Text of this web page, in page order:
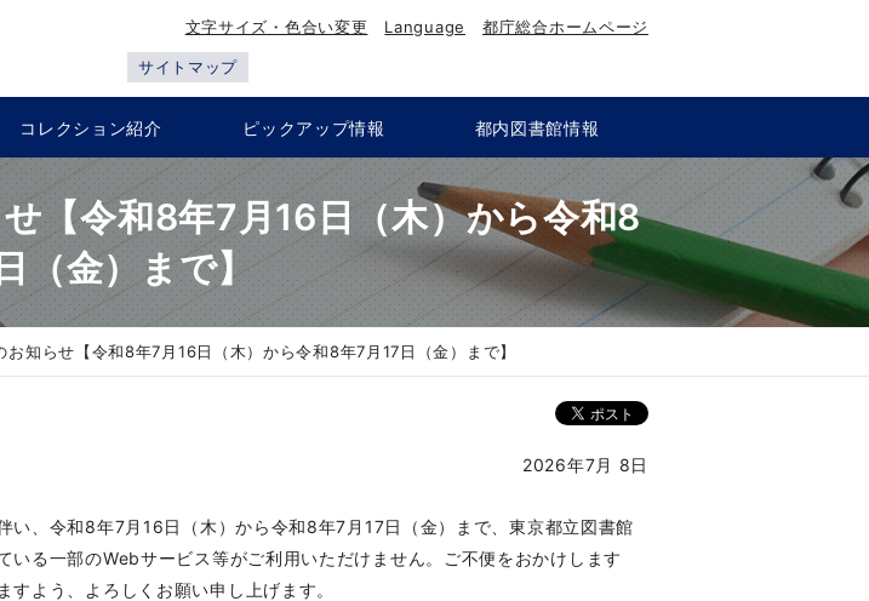
文字サイズ・色合い変更 Language 都庁総合ホームページ
サイトマップ
コレクション紹介 ピックアップ情報 都内図書館情報
【令和8年7月16日（木）から令和8
（金）まで】
知らせ【令和8年7月16日（木）から令和8年7月17日（金）まで】
2026年7月 8日
い、令和8年7月16日（木）から令和8年7月17日（金）まで、東京都立図書館
いる一部のWebサービス等がご利用いただけません。ご不便をおかけします
すよう、よろしくお願い申し上げます。